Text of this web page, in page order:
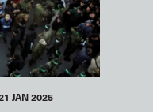
JAN 2025